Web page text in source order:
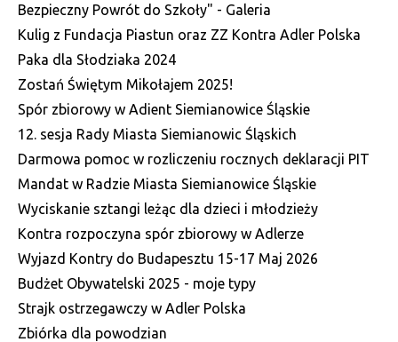
Bezpieczny Powrót do Szkoły" - Galeria
Kulig z Fundacja Piastun oraz ZZ Kontra Adler Polska
Paka dla Słodziaka 2024
Zostań Świętym Mikołajem 2025!
Spór zbiorowy w Adient Siemianowice Śląskie
12. sesja Rady Miasta Siemianowic Śląskich
Darmowa pomoc w rozliczeniu rocznych deklaracji PIT
Mandat w Radzie Miasta Siemianowice Śląskie
Wyciskanie sztangi leżąc dla dzieci i młodzieży
Kontra rozpoczyna spór zbiorowy w Adlerze
Wyjazd Kontry do Budapesztu 15-17 Maj 2026
Budżet Obywatelski 2025 - moje typy
Strajk ostrzegawczy w Adler Polska
Zbiórka dla powodzian